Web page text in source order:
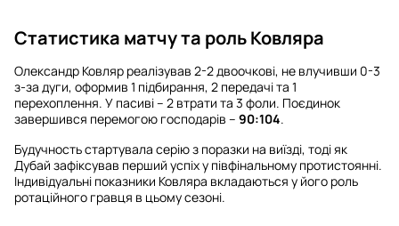
Статистика матчу та роль Ковляра
Олександр Ковляр реалізував 2-2 двоочкові, не влучивши 0-3
з-за дуги, оформив 1 підбирання, 2 передачі та 1
перехоплення. У пасиві – 2 втрати та 3 фоли. Поєдинок
завершився перемогою господарів – 90:104.
Будучность стартувала серію з поразки на виїзді, тоді як
Дубай зафіксував перший успіх у півфінальному протистоянні.
Індивідуальні показники Ковляра вкладаються у його роль
ротаційного гравця в цьому сезоні.